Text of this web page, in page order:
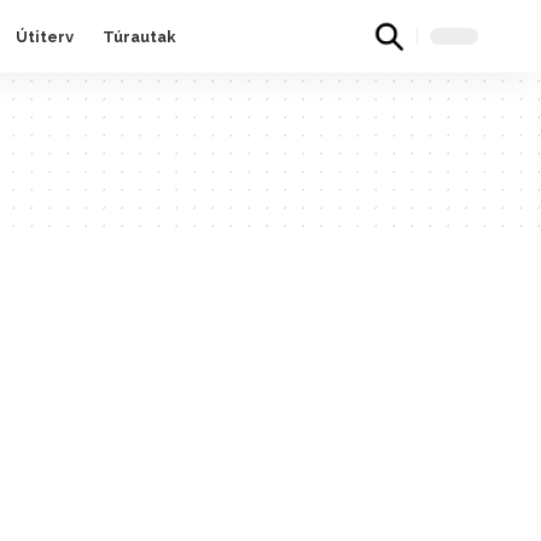
Útiterv Túrautak